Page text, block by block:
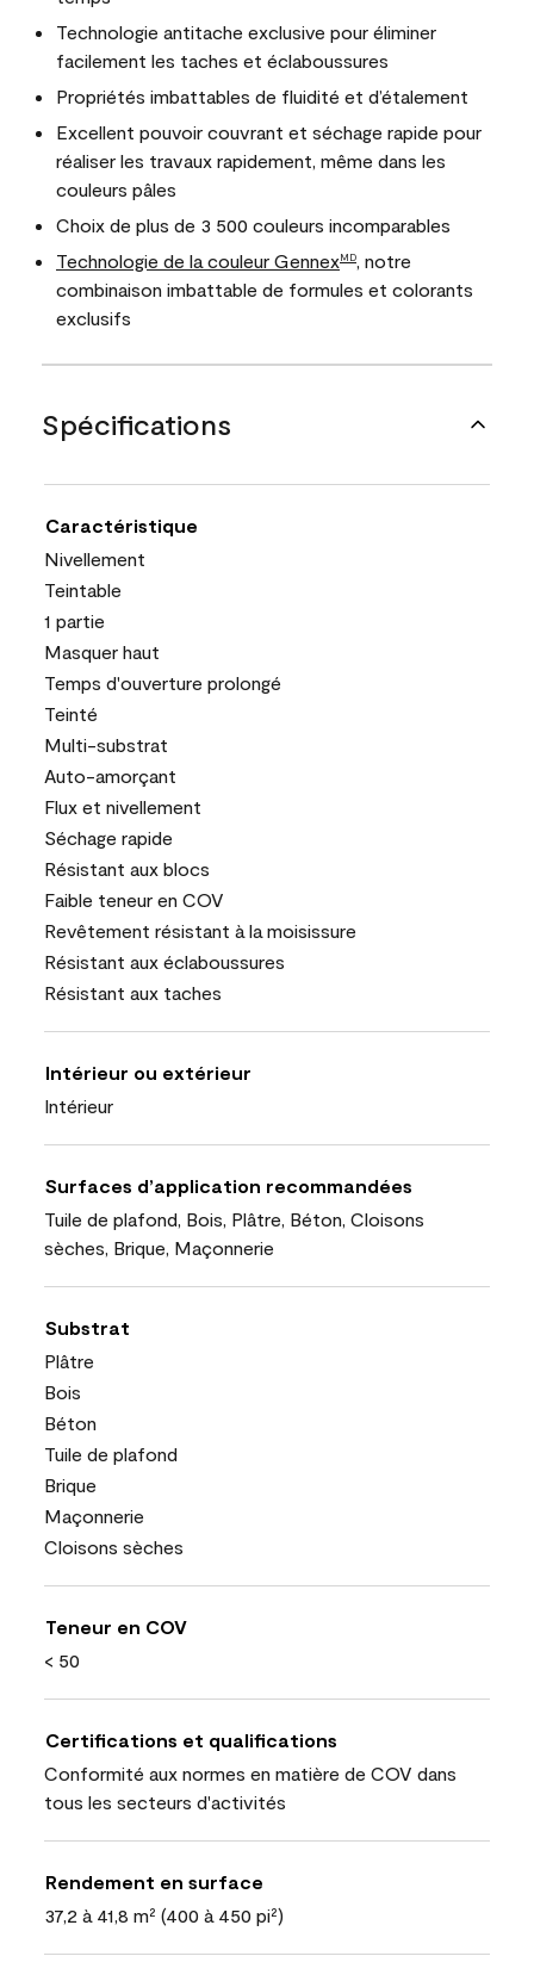
Technologie antitache exclusive pour éliminer
facilement les taches et éclaboussures
Propriétés imbattables de fluidité et d’étalement
Excellent pouvoir couvrant et séchage rapide pour
réaliser les travaux rapidement, même dans les
couleurs pâles
Choix de plus de 3 500 couleurs incomparables
Technologie de la couleur GennexMD
, notre
combinaison imbattable de formules et colorants
exclusifs
Spécifications
Caractéristique
Nivellement
Teintable
1 partie
Masquer haut
Temps d'ouverture prolongé
Teinté
Multi-substrat
Auto-amorçant
Flux et nivellement
Séchage rapide
Résistant aux blocs
Faible teneur en COV
Revêtement résistant à la moisissure
Résistant aux éclaboussures
Résistant aux taches
Intérieur ou extérieur
Intérieur
Surfaces d’application recommandées
Tuile de plafond, Bois, Plâtre, Béton, Cloisons
sèches, Brique, Maçonnerie
Substrat
Plâtre
Bois
Béton
Tuile de plafond
Brique
Maçonnerie
Cloisons sèches
Teneur en COV
< 50
Certifications et qualifications
Conformité aux normes en matière de COV dans
tous les secteurs d'activités
Rendement en surface
37,2 à 41,8 m² (400 à 450 pi²)